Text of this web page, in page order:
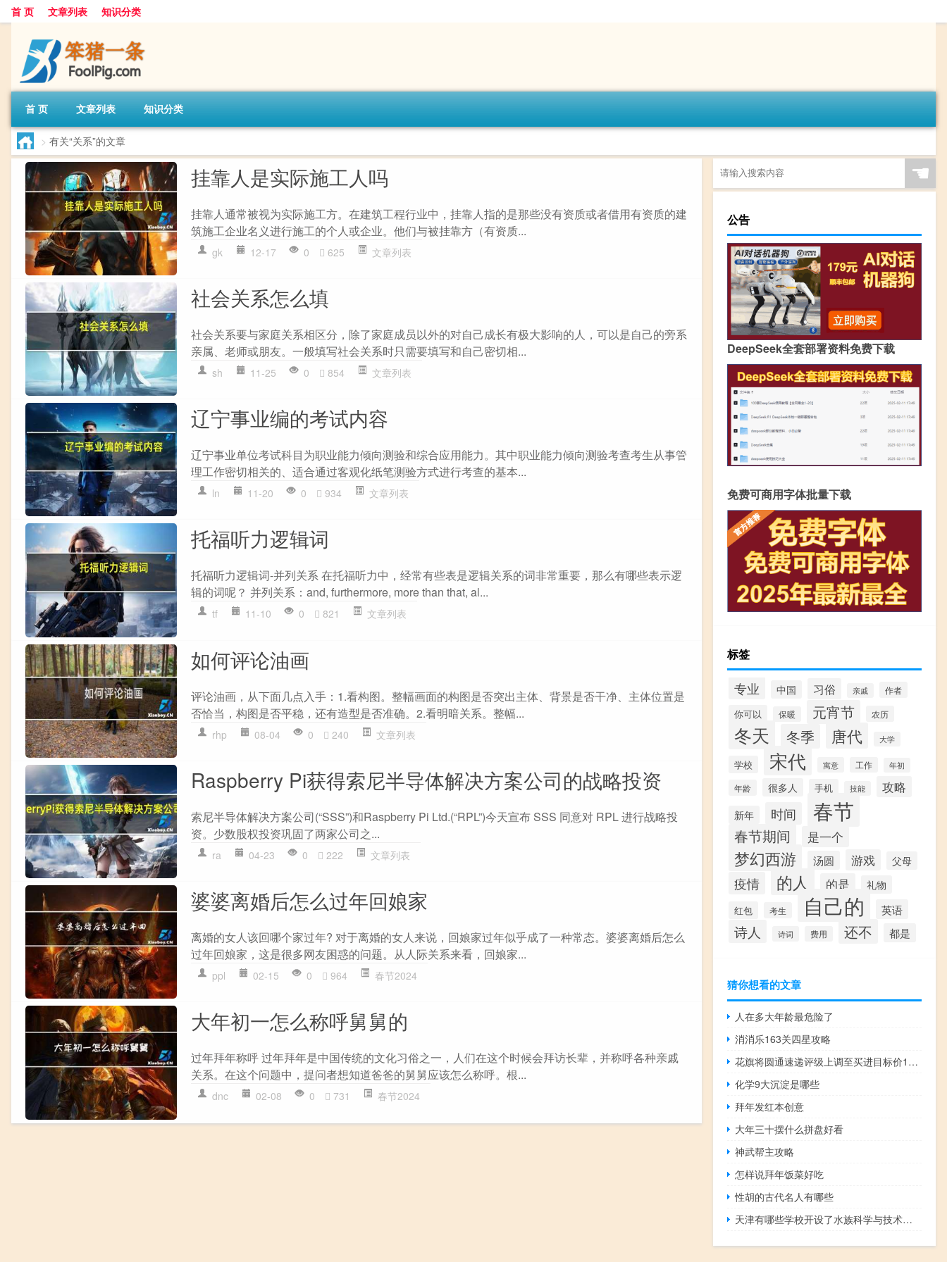
首 页 文章列表 知识分类
首 页 文章列表 知识分类
> 有关“关系”的文章
挂靠人是实际施工人吗
挂靠人通常被视为实际施工方。在建筑工程行业中，挂靠人指的是那些没有资质或者借用有资质的建
筑施工企业名义进行施工的个人或企业。他们与被挂靠方（有资质...
gk 12-17 0 625 文章列表
社会关系怎么填
社会关系要与家庭关系相区分，除了家庭成员以外的对自己成长有极大影响的人，可以是自己的旁系
亲属、老师或朋友。一般填写社会关系时只需要填写和自己密切相...
sh 11-25 0 854 文章列表
辽宁事业编的考试内容
辽宁事业单位考试科目为职业能力倾向测验和综合应用能力。其中职业能力倾向测验考查考生从事管
理工作密切相关的、适合通过客观化纸笔测验方式进行考查的基本...
ln 11-20 0 934 文章列表
托福听力逻辑词
托福听力逻辑词-并列关系 在托福听力中，经常有些表是逻辑关系的词非常重要，那么有哪些表示逻
辑的词呢？ 并列关系：and, furthermore, more than that, al...
tf 11-10 0 821 文章列表
如何评论油画
评论油画，从下面几点入手：1.看构图。整幅画面的构图是否突出主体、背景是否干净、主体位置是
否恰当，构图是否平稳，还有造型是否准确。2.看明暗关系。整幅...
rhp 08-04 0 240 文章列表
Raspberry Pi获得索尼半导体解决方案公司的战略投资
索尼半导体解决方案公司(“SSS”)和Raspberry Pi Ltd.(“RPL”)今天宣布 SSS 同意对 RPL 进行战略投
资。少数股权投资巩固了两家公司之...
ra 04-23 0 222 文章列表
婆婆离婚后怎么过年回娘家
离婚的女人该回哪个家过年? 对于离婚的女人来说，回娘家过年似乎成了一种常态。婆婆离婚后怎么
过年回娘家，这是很多网友困惑的问题。从人际关系来看，回娘家...
ppl 02-15 0 964 春节2024
大年初一怎么称呼舅舅的
过年拜年称呼 过年拜年是中国传统的文化习俗之一，人们在这个时候会拜访长辈，并称呼各种亲戚
关系。在这个问题中，提问者想知道爸爸的舅舅应该怎么称呼。根...
dnc 02-08 0 731 春节2024
☚
公告
DeepSeek全套部署资料免费下载
免费可商用字体批量下载
标签
专业 中国 习俗 亲戚 作者
你可以 保暖 元宵节 农历
冬天 冬季 唐代 大学
学校 宋代 寓意 工作 年初
年龄 很多人 手机 技能 攻略
新年 时间 春节
春节期间 是一个
梦幻西游 汤圆 游戏 父母
疫情 的人 的是 礼物
红包 考生 自己的 英语
诗人 诗词 费用 还不 都是
猜你想看的文章
人在多大年龄最危险了
消消乐163关四星攻略
花旗将圆通速递评级上调至买进目标价16.70元人民币
化学9大沉淀是哪些
拜年发红本创意
大年三十摆什么拼盘好看
神武帮主攻略
怎样说拜年饭菜好吃
性胡的古代名人有哪些
天津有哪些学校开设了水族科学与技术专业